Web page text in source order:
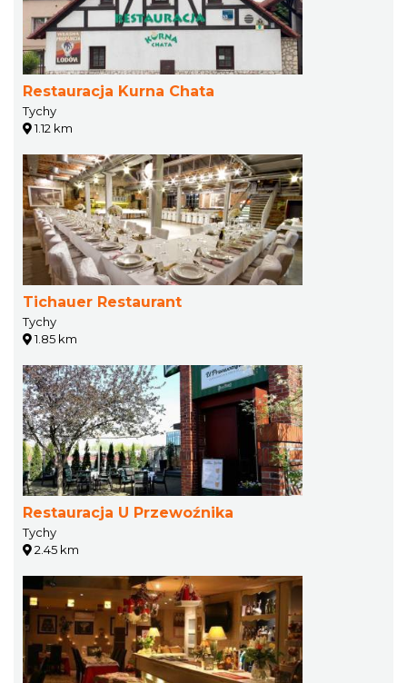
Restauracja Kurna Chata
Tychy
1.12 km
Tichauer Restaurant
Tychy
1.85 km
Restauracja U Przewoźnika
Tychy
2.45 km